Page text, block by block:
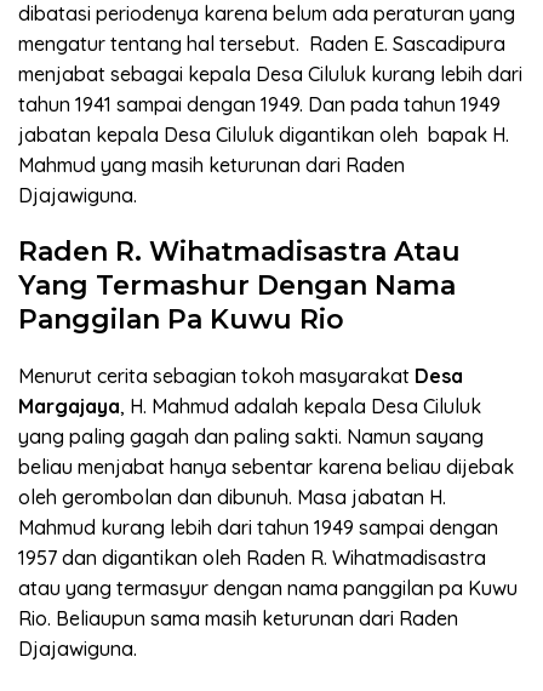
dibatasi periodenya karena belum ada peraturan yang
mengatur tentang hal tersebut. Raden E. Sascadipura
menjabat sebagai kepala Desa Ciluluk kurang lebih dari
tahun 1941 sampai dengan 1949. Dan pada tahun 1949
jabatan kepala Desa Ciluluk digantikan oleh bapak H.
Mahmud yang masih keturunan dari Raden
Djajawiguna.
Raden R. Wihatmadisastra Atau
Yang Termashur Dengan Nama
Panggilan Pa Kuwu Rio
Menurut cerita sebagian tokoh masyarakat Desa
Margajaya, H. Mahmud adalah kepala Desa Ciluluk
yang paling gagah dan paling sakti. Namun sayang
beliau menjabat hanya sebentar karena beliau dijebak
oleh gerombolan dan dibunuh. Masa jabatan H.
Mahmud kurang lebih dari tahun 1949 sampai dengan
1957 dan digantikan oleh Raden R. Wihatmadisastra
atau yang termasyur dengan nama panggilan pa Kuwu
Rio. Beliaupun sama masih keturunan dari Raden
Djajawiguna.